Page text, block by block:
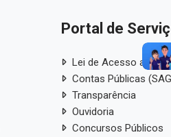
Portal de
Lei de Acesso a
Contas Públicas
Transparência
Ouvidoria
Concursos Públicos